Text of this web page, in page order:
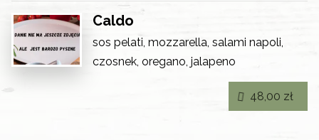
Caldo
sos pelati, mozzarella, salami napoli,
czosnek, oregano, jalapeno